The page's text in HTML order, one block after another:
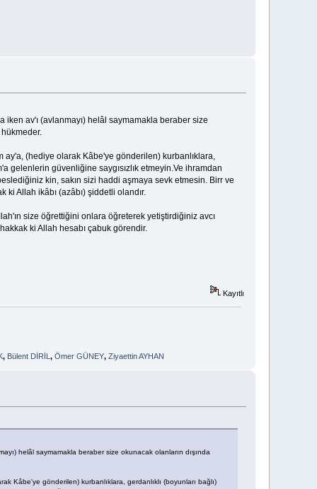
iken av'ı (avlanmayı) helâl saymamakla beraber size
hükmeder.
ay'a, (hediye olarak Kâbe'ye gönderilen) kurbanlıklara,
gelenlerin güvenliğine saygısızlık etmeyin.Ve ihramdan
kin, sakın sizi haddi aşmaya sevk etmesin. Birr ve
ki Allah ikâbı (azâbı) şiddetli olandır.
size öğrettiğini onlara öğreterek yetiştirdiğiniz avcı
ki Allah hesabı çabuk görendir.
Kayıtlı
, Bülent DİRİL , Ömer GÜNEY, Ziyaettin AYHAN
helâl saymamakla beraber size okunacak olanların dışında
Kâbe'ye gönderilen) kurbanlıklara, gerdanlıklı (boyunları bağlı)